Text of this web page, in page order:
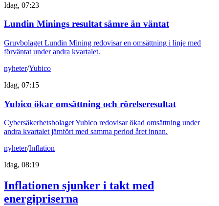
Idag, 07:23
Lundin Minings resultat sämre än väntat
Gruvbolaget Lundin Mining redovisar en omsättning i linje med
förväntat under andra kvartalet.
nyheter/Yubico
Idag, 07:15
Yubico ökar omsättning och rörelseresultat
Cybersäkerhetsbolaget Yubico redovisar ökad omsättning under
andra kvartalet jämfört med samma period året innan.
nyheter/Inflation
Idag, 08:19
Inflationen sjunker i takt med
energipriserna